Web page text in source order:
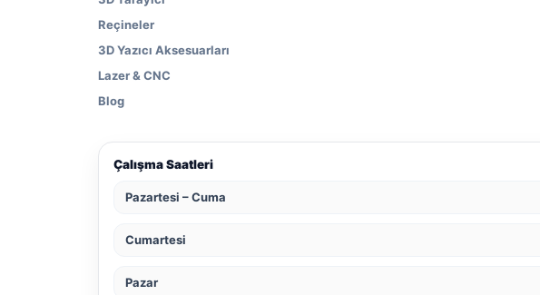
Reçineler
3D Yazıcı Aksesuarları
Lazer & CNC
Blog
Çalışma Saatleri
Pazartesi – Cuma
Cumartesi
Pazar